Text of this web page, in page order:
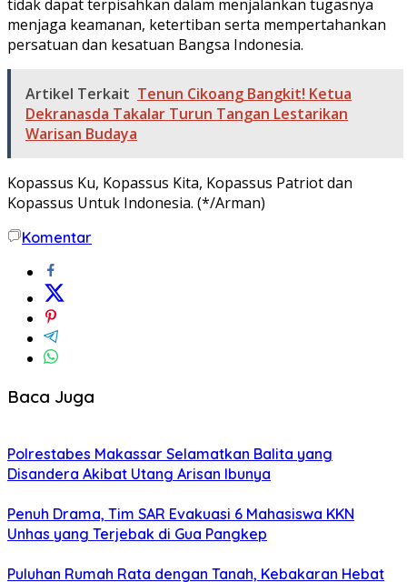
tidak dapat terpisahkan dalam menjalankan tugasnya
menjaga keamanan, ketertiban serta mempertahankan
persatuan dan kesatuan Bangsa Indonesia.
Artikel Terkait Tenun Cikoang Bangkit! Ketua
Dekranasda Takalar Turun Tangan Lestarikan
Warisan Budaya
Kopassus Ku, Kopassus Kita, Kopassus Patriot dan
Kopassus Untuk Indonesia. (*/Arman)
Komentar
Baca Juga
Polrestabes Makassar Selamatkan Balita yang
Disandera Akibat Utang Arisan Ibunya
Penuh Drama, Tim SAR Evakuasi 6 Mahasiswa KKN
Unhas yang Terjebak di Gua Pangkep
Puluhan Rumah Rata dengan Tanah, Kebakaran Hebat